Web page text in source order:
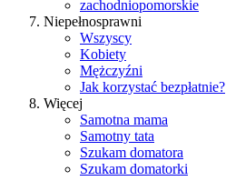
zachodniopomorskie
Niepełnosprawni
Wszyscy
Kobiety
Mężczyźni
Jak korzystać bezpłatnie?
Więcej
Samotna mama
Samotny tata
Szukam domatora
Szukam domatorki